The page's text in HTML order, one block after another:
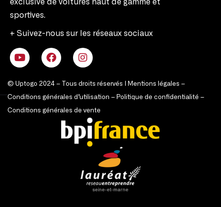
exclusive de voitures haut de gamme et
sportives.
+ Suivez-nous sur les réseaux sociaux
© Uptogo 2024 – Tous droits réservés | Mentions légales –
Conditions générales d’utilisation – Politique de confidentialité –
Conditions générales de vente